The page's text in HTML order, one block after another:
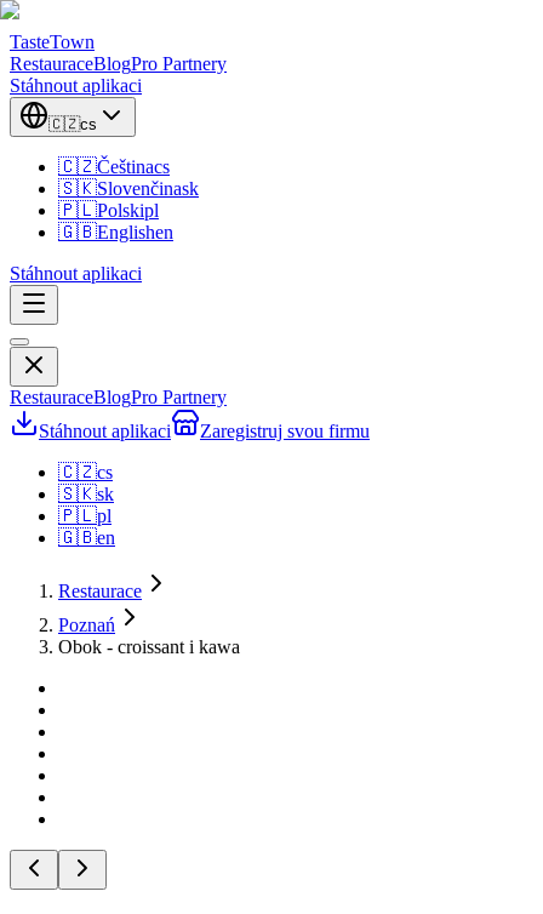
TasteTown
RestauraceBlogPro Partnery
Stáhnout aplikaci
🇨🇿cs
🇨🇿Češtinacs
🇸🇰Slovenčinask
🇵🇱Polskipl
🇬🇧Englishen
Stáhnout aplikaci
RestauraceBlogPro Partnery
Stáhnout aplikaci
Zaregistruj svou firmu
🇨🇿cs
🇸🇰sk
🇵🇱pl
🇬🇧en
Restaurace
Poznań
Obok - croissant i kawa